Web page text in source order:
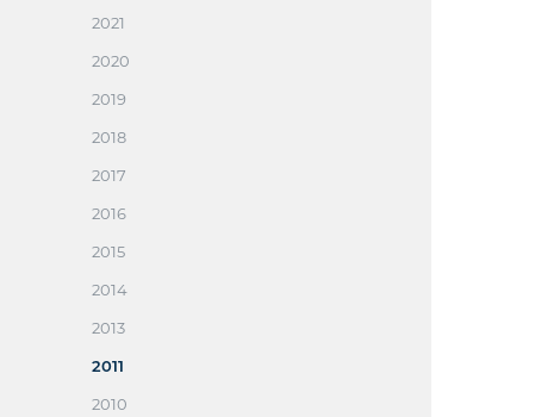
2021
2020
2019
2018
2017
2016
2015
2014
2013
2011
2010